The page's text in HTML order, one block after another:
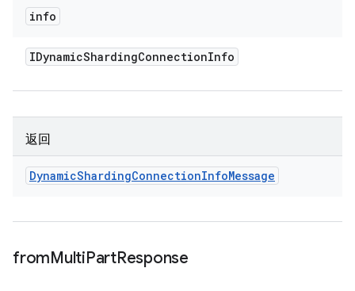
info
IDynamicShardingConnectionInfo
返回
DynamicShardingConnectionInfoMessage
fromMultiPartResponse